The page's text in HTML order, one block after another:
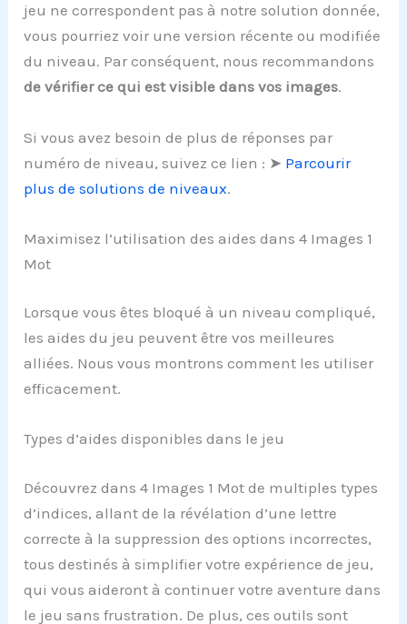
jeu ne correspondent pas à notre solution donnée,
vous pourriez voir une version récente ou modifiée
du niveau. Par conséquent, nous recommandons
de vérifier ce qui est visible dans vos images.
Si vous avez besoin de plus de réponses par
numéro de niveau, suivez ce lien : ➤ Parcourir
plus de solutions de niveaux.
Maximisez l’utilisation des aides dans 4 Images 1
Mot
Lorsque vous êtes bloqué à un niveau compliqué,
les aides du jeu peuvent être vos meilleures
alliées. Nous vous montrons comment les utiliser
efficacement.
Types d’aides disponibles dans le jeu
Découvrez dans 4 Images 1 Mot de multiples types
d’indices, allant de la révélation d’une lettre
correcte à la suppression des options incorrectes,
tous destinés à simplifier votre expérience de jeu,
qui vous aideront à continuer votre aventure dans
le jeu sans frustration. De plus, ces outils sont